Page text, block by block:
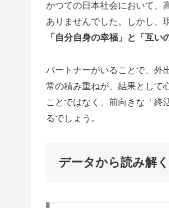
かつての日本社会において、
ありませんでした。しかし、
「自分自身の幸福」と「互
パートナーがいることで、外
常の積み重ねが、結果として
ことではなく、前向きな「終
るでしょう。
データから読み解